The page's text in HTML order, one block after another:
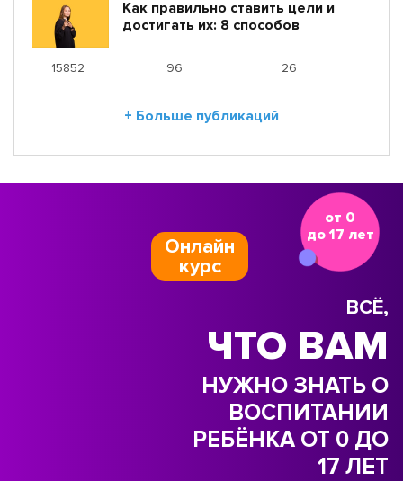
Как правильно ставить цели и
достигать их: 8 способов
15852 96 26
+ Больше публикаций
от 0
до 17 лет
Онлайн
курс
ВСЁ,
ЧТО ВАМ
НУЖНО ЗНАТЬ О
ВОСПИТАНИИ
РЕБЁНКА ОТ 0 ДО
17 ЛЕТ